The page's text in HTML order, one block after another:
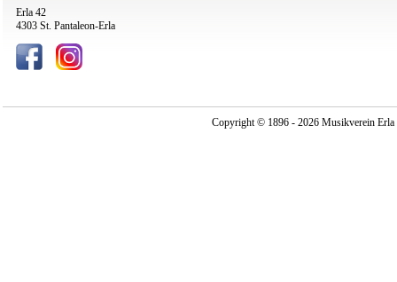
Erla 42
4303 St. Pantaleon-Erla
Copyright © 1896 - 2026 Musikverein Erla